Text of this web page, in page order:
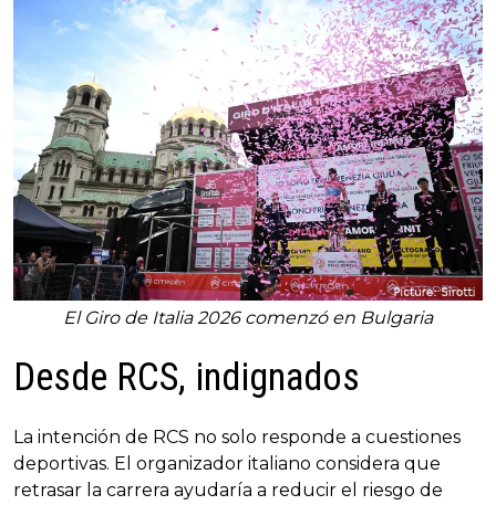
El Giro de Italia 2026 comenzó en Bulgaria
Desde RCS, indignados
La intención de RCS no solo responde a cuestiones
deportivas. El organizador italiano considera que
retrasar la carrera ayudaría a reducir el riesgo de